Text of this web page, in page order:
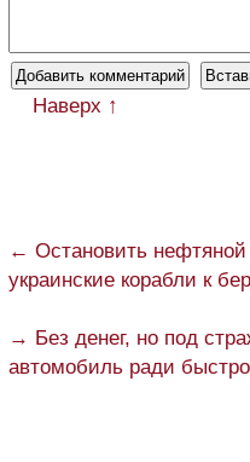
Наверх ↑
← Остановить нефтяной
украинские корабли к
→ Без денег, но под
автомобиль ради